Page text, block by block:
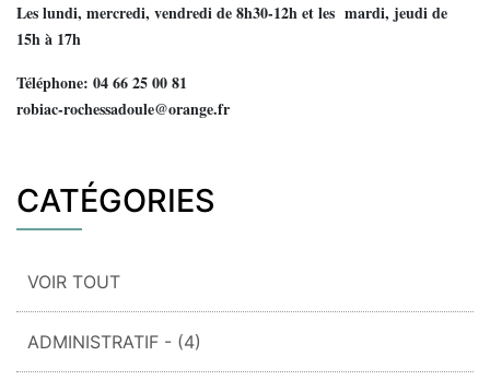
Les lundi, mercredi, vendredi de 8h30-12h et les mardi, jeudi de
15h à 17h
Téléphone: 04 66 25 00 81
robiac-rochessadoule@orange.fr
CATÉGORIES
VOIR TOUT
ADMINISTRATIF - (4)